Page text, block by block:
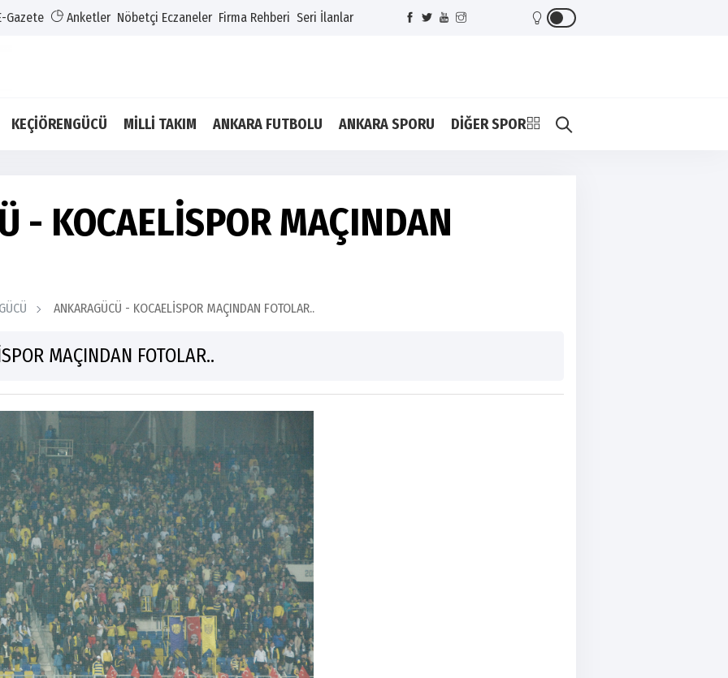
Gazete Anketler Nöbetçi Eczaneler Firma Rehberi Seri İlanlar
KEÇİÖRENGÜCÜ MİLLİ TAKIM ANKARA FUTBOLU ANKARA SPORU DİĞER SPOR
- KOCAELİSPOR MAÇINDAN
ANKARAGÜCÜ - KOCAELİSPOR MAÇINDAN FOTOLAR..
MAÇINDAN FOTOLAR..